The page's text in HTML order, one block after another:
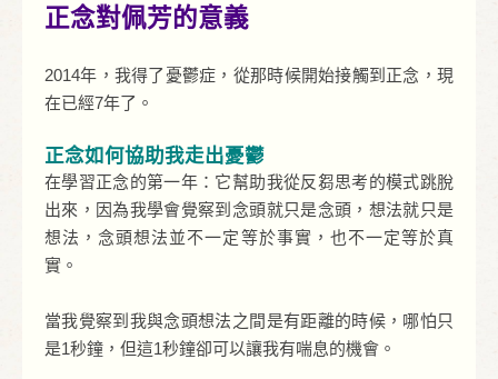
正念對佩芳的意義
2014年，我得了憂鬱症，從那時候開始接觸到正念，現
在已經7年了。
正念如何協助我走出憂鬱
在學習正念的第一年：它幫助我從反芻思考的模式跳脫
出來，因為我學會覺察到念頭就只是念頭，想法就只是
想法，念頭想法並不一定等於事實，也不一定等於真
實。
當我覺察到我與念頭想法之間是有距離的時候，哪怕只
是1秒鐘，但這1秒鐘卻可以讓我有喘息的機會。